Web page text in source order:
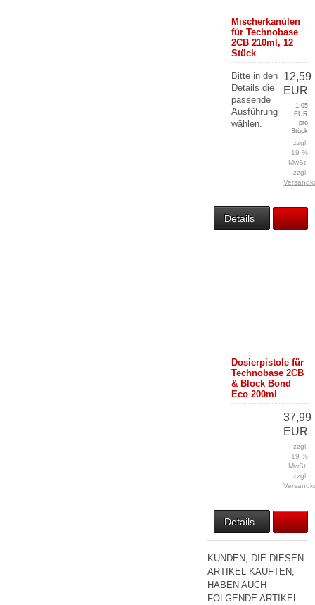
Mischerkanülen
für Technobase
2CB 210ml, 12
Stück
Bitte in den
Details die
passende
Ausführung
wählen.
12,59
EUR
1,05
EUR
pro
Stück
zzgl.
19 %
MwSt.
zzgl.
Details
Dosierpistole für
Technobase 2CB
& Block Bond
Eco 200ml
37,99
EUR
zzgl.
19 %
MwSt.
zzgl.
Details
KUNDEN, DIE DIESEN
ARTIKEL KAUFTEN,
HABEN AUCH
FOLGENDE ARTIKEL